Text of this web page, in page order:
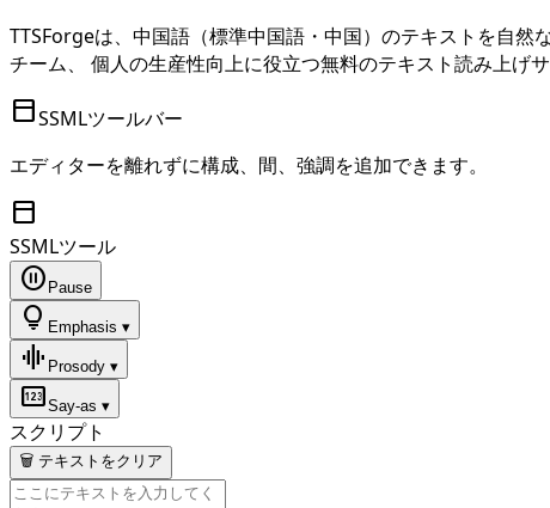
TTSForgeは、 中国語（標準中国語・中国） のテキストを自然
チーム、 個人の生産性向上に役立つ無料のテキスト読み上げサ
toolbarSSMLツールバー
エディターを離れずに構成、間、強調を追加できます。
toolbar
SSMLツール
pause_circle Pause
lightbulb Emphasis ▾
graphic_eq Prosody ▾
pinSay-as ▾
スクリプト
🗑 テキストをクリア